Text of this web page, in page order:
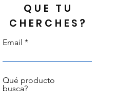
QUE TU
CHERCHES?
Email
Qué producto
busca?